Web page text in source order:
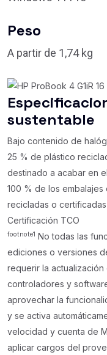
Peso
A partir de 1,74 kg
sustentable
Bajo contenido de
25 % de plástico
destinado a acabar en
100 % de los
recicladas o
Certificación TCO
footnote1 No todas las
ediciones o versiones
requerir la
controladores y
aprovechar la
y se activa
velocidad y cuenta de
aplicar cargos del